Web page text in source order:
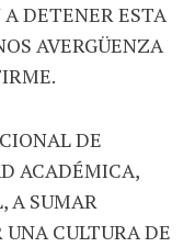
DETENER ESTA
AVERGÜENZA
DE
ACADÉMICA,
A SUMAR
CULTURA DE